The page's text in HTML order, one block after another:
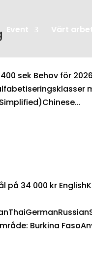
Event Vårt
sek Behov för
på 34 000 kr
Burkina